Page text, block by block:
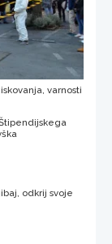
varnosti
odkrij svoje